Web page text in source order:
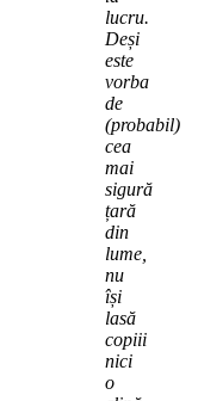
lucru.
Deși
este
vorba
de
(probabil)
cea
mai
sigură
țară
din
lume,
nu
își
lasă
copiii
nici
o